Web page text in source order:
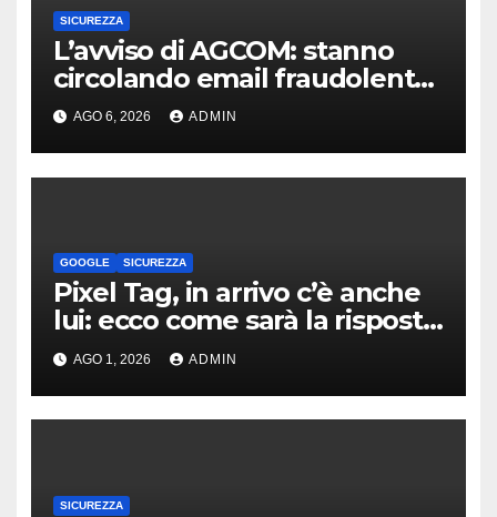
SICUREZZA
L’avviso di AGCOM: stanno
circolando email fraudolente
legate al dominio
agcom.it.com
AGO 6, 2026 ADMIN
GOOGLE SICUREZZA
Pixel Tag, in arrivo c’è anche
lui: ecco come sarà la risposta
di Google agli AirTag
AGO 1, 2026 ADMIN
SICUREZZA